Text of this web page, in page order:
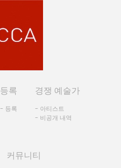
등록
- 등록
경쟁 예술가
- 아티스트
- 비공개 내역
커뮤니티